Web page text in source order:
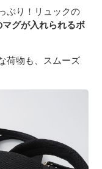
ぷり！リュックの
グが入れられるボ
荷物も、スムーズ